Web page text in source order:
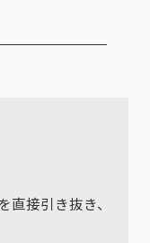
接引き抜き、